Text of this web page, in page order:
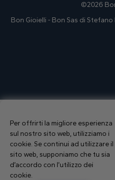
©2026
Bon Gioielli - Bon Sas di Stefano
Per offrirti la migliore esperienza
sul nostro sito web, utilizziamo i
cookie. Se continui ad utilizzare il
sito web, supponiamo che tu sia
d’accordo con l’utilizzo dei
cookie.